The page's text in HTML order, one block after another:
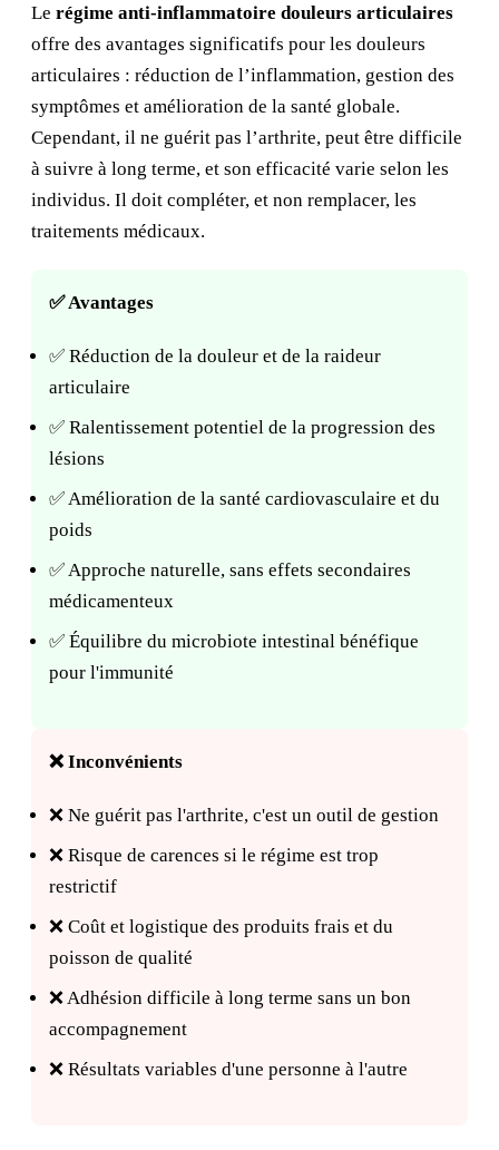
Le régime anti-inflammatoire douleurs articulaires
offre des avantages significatifs pour les douleurs
articulaires : réduction de l’inflammation, gestion des
symptômes et amélioration de la santé globale.
Cependant, il ne guérit pas l’arthrite, peut être difficile
à suivre à long terme, et son efficacité varie selon les
individus. Il doit compléter, et non remplacer, les
traitements médicaux.
✅ Avantages
✅ Réduction de la douleur et de la raideur
articulaire
✅ Ralentissement potentiel de la progression des
lésions
✅ Amélioration de la santé cardiovasculaire et du
poids
✅ Approche naturelle, sans effets secondaires
médicamenteux
✅ Équilibre du microbiote intestinal bénéfique
pour l'immunité
❌ Inconvénients
❌ Ne guérit pas l'arthrite, c'est un outil de gestion
❌ Risque de carences si le régime est trop
restrictif
❌ Coût et logistique des produits frais et du
poisson de qualité
❌ Adhésion difficile à long terme sans un bon
accompagnement
❌ Résultats variables d'une personne à l'autre